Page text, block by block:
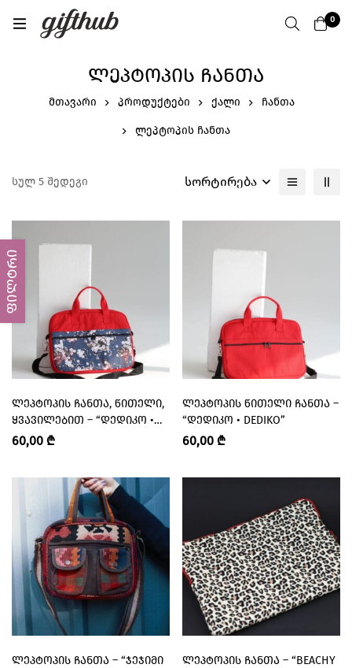
0
ᲚᲔᲞᲢᲝᲞᲘᲡ ᲩᲐᲜᲗᲐ
მთავარი პროდუქტები ქალი ჩანთა
ლეპტოპის ჩანთა
ფილტრი
სულ 5 შედეგი სორტირება
ᲚᲔᲞᲢᲝᲞᲘᲡ ᲩᲐᲜᲗᲐ, ᲬᲘᲗᲔᲚᲘ,
ᲧᲕᲐᲕᲘᲚᲔᲑᲘᲗ – “ᲓᲔᲓᲘᲙᲝ •
DEDIKO”
60,00 ₾
ᲚᲔᲞᲢᲝᲞᲘᲡ ᲬᲘᲗᲔᲚᲘ ᲩᲐᲜᲗᲐ –
“ᲓᲔᲓᲘᲙᲝ • DEDIKO”
60,00 ₾
ᲚᲔᲞᲢᲝᲞᲘᲡ ᲩᲐᲜᲗᲐ – “ᲯᲔᲯᲘᲛᲘ
ᲚᲔᲞᲢᲝᲞᲘᲡ ᲩᲐᲜᲗᲐ – “BEACHY